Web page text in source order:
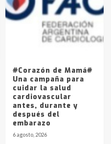
#Corazón de Mamá#
Una campaña para
cuidar la salud
cardiovascular
antes, durante y
después del
embarazo
6 agosto, 2026